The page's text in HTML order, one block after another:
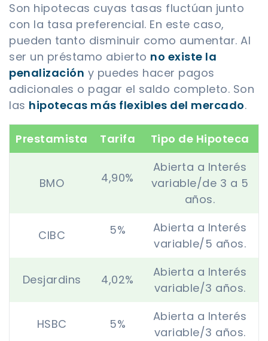
Son hipotecas cuyas tasas fluctúan junto
con la tasa preferencial. En este caso,
pueden tanto disminuir como aumentar. Al
ser un préstamo abierto no existe la
penalización y puedes hacer pagos
adicionales o pagar el saldo completo. Son
las hipotecas más flexibles del mercado.
Prestamista Tarifa Tipo de Hipoteca
BMO 4,90%
Abierta a Interés
variable/de 3 a 5
años.
CIBC 5%
Abierta a Interés
variable/5 años.
Desjardins 4,02%
Abierta a Interés
variable/3 años.
HSBC 5%
Abierta a Interés
variable/3 años.